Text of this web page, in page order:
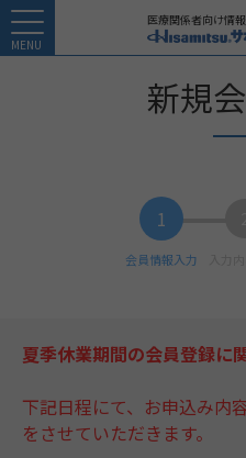
MENU
医療関係者向け情
新規
1
会員情報入力
夏季休業期間の会員登録に
下記日程にて、お申込み内
をさせていただきます。